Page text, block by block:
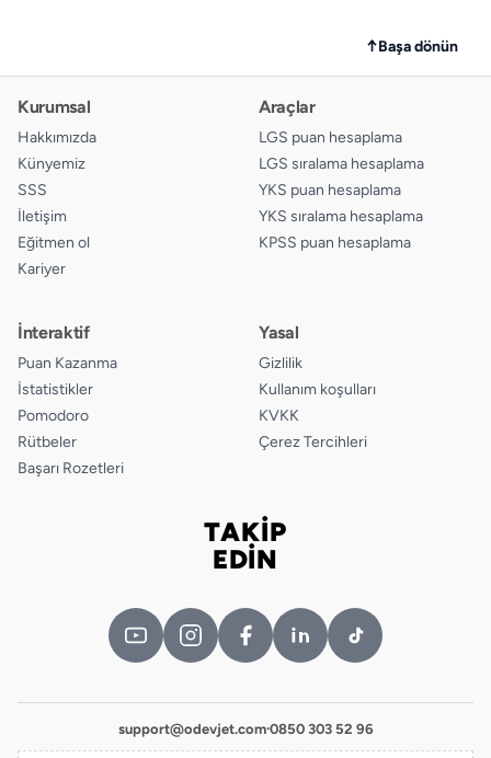
↑Başa dönün
Kurumsal
Hakkımızda
Künyemiz
SSS
İletişim
Eğitmen ol
Kariyer
Araçlar
LGS puan hesaplama
LGS sıralama hesaplama
YKS puan hesaplama
YKS sıralama hesaplama
KPSS puan hesaplama
İnteraktif
Puan Kazanma
İstatistikler
Pomodoro
Rütbeler
Başarı Rozetleri
Yasal
Gizlilik
Kullanım koşulları
KVKK
Çerez Tercihleri
TAKİP
EDİN
support@odevjet.com·0850 303 52 96